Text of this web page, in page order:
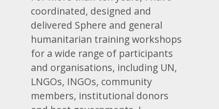
coordinated, designed and
delivered Sphere and general
humanitarian training workshops
for a wide range of participants
and organisations, including UN,
LNGOs, INGOs, community
members, institutional donors